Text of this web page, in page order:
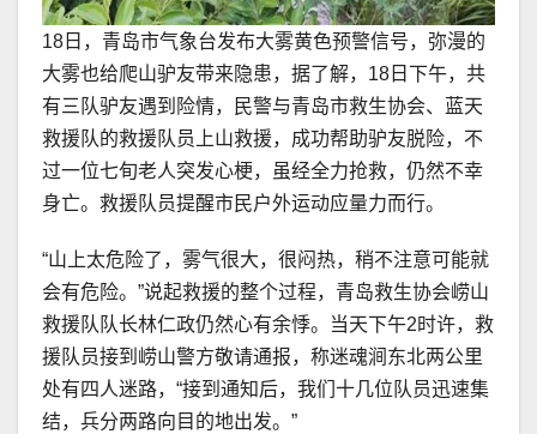
18日，青岛市气象台发布大雾黄色预警信号，弥漫的
大雾也给爬山驴友带来隐患，据了解，18日下午，共
有三队驴友遇到险情，民警与青岛市救生协会、蓝天
救援队的救援队员上山救援，成功帮助驴友脱险，不
过一位七旬老人突发心梗，虽经全力抢救，仍然不幸
身亡。救援队员提醒市民户外运动应量力而行。
“山上太危险了，雾气很大，很闷热，稍不注意可能就
会有危险。”说起救援的整个过程，青岛救生协会崂山
救援队队长林仁政仍然心有余悸。当天下午2时许，救
援队员接到崂山警方敬请通报，称迷魂涧东北两公里
处有四人迷路，“接到通知后，我们十几位队员迅速集
结，兵分两路向目的地出发。”